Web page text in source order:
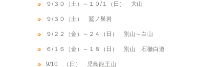
９/３０（土）～１０/１（日） 大山
９/３０（土） 鷲ノ巣岩
９/２２（金）～２４（日） 別山～白山
６/１６（金）～１８（日） 別山 石徹白道
9/10 （日） 児島龍王山